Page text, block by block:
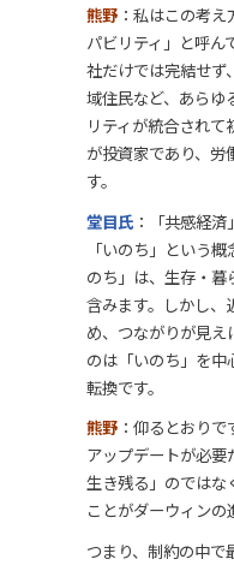
熊野 ：私はこの考
パビリティ」と呼ん
社だけでは完結せず
域住民など、あらゆ
リティが統合され
が投資家であり、労
す。
堂目氏 ：「共感経
「いのち」という
のち」は、生存・暮
含みます。しかし、
め、つながりが見
のは「いのち」を
転換です。
熊野 ：仰るとおり
アップデートが必要
生き残る」のではな
ことがダーウィンの
つまり、制約の中